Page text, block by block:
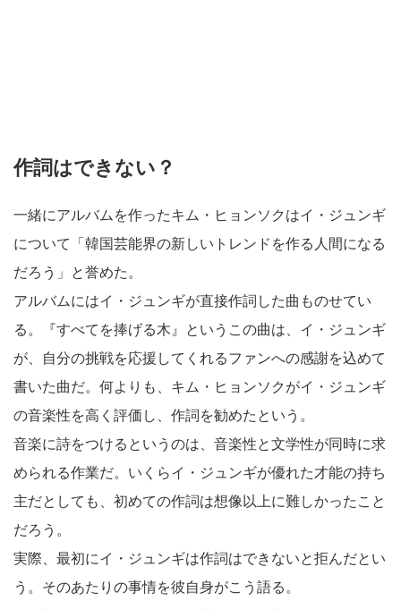
作詞はできない？
一緒にアルバムを作ったキム・ヒョンソクはイ・ジュンギ
について「韓国芸能界の新しいトレンドを作る人間になる
だろう」と誉めた。
アルバムにはイ・ジュンギが直接作詞した曲ものせてい
る。『すべてを捧げる木』というこの曲は、イ・ジュンギ
が、自分の挑戦を応援してくれるファンへの感謝を込めて
書いた曲だ。何よりも、キム・ヒョンソクがイ・ジュンギ
の音楽性を高く評価し、作詞を勧めたという。
音楽に詩をつけるというのは、音楽性と文学性が同時に求
められる作業だ。いくらイ・ジュンギが優れた才能の持ち
主だとしても、初めての作詞は想像以上に難しかったこと
だろう。
実際、最初にイ・ジュンギは作詞はできないと拒んだとい
う。そのあたりの事情を彼自身がこう語る。